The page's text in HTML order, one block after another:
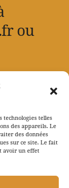
technologies telles
des appareils. Le
des données
sur ce site. Le fait
avoir un effet
ou
ICIdans
»